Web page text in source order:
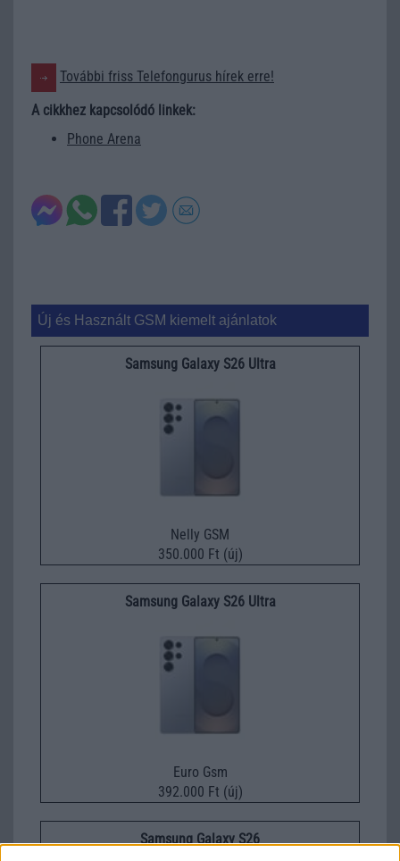
További friss Telefongurus hírek erre!
A cikkhez kapcsolódó linkek:
Phone Arena
Új és Használt GSM kiemelt ajánlatok
Samsung Galaxy S26 Ultra
Nelly GSM
350.000 Ft (új)
Samsung Galaxy S26 Ultra
Euro Gsm
392.000 Ft (új)
Samsung Galaxy S26